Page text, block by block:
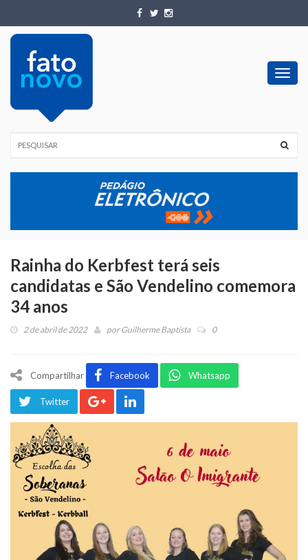
Rainha do Kerbfest terá seis
candidatas e São Vendelino comemora
34 anos
2 de abril de 2022 porGuilherme Baptista 0
Compartilhar Facebook Whatsapp
Twitter